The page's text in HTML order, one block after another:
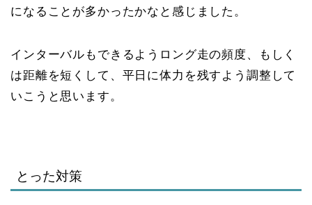
になることが多かったかなと感じました。
インターバルもできるようロング走の頻度、もしく
は距離を短くして、平日に体力を残すよう調整して
いこうと思います。
とった対策